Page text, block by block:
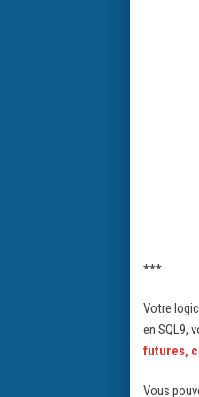
***
Votre
en SQL9,
futures,
Vous